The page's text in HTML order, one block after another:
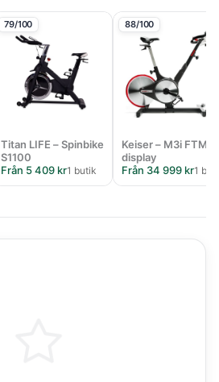
79/100
Titan LIFE – Spinbike
S1100
Från 5 409 kr1 butik
88/100
Keiser – M3i FTMS
display
Från 34 999 kr1